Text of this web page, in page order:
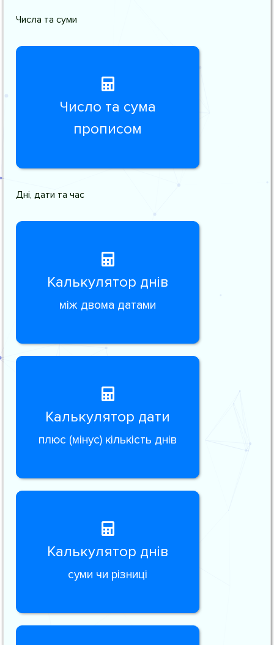
Числа та суми
Число та сума
прописом
Дні, дати та час
Калькулятор днів
між двома датами
Калькулятор дати
плюс (мінус) кількість днів
Калькулятор днів
суми чи різниці